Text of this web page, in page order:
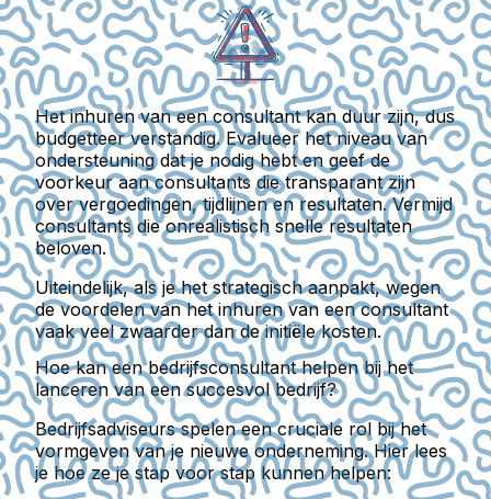
Het inhuren van een consultant kan duur zijn, dus
budgetteer verstandig. Evalueer het niveau van
ondersteuning dat je nodig hebt en geef de
voorkeur aan consultants die transparant zijn
over vergoedingen, tijdlijnen en resultaten. Vermijd
consultants die onrealistisch snelle resultaten
beloven.
Uiteindelijk, als je het strategisch aanpakt, wegen
de voordelen van het inhuren van een consultant
vaak veel zwaarder dan de initiële kosten.
Hoe kan een bedrijfsconsultant helpen bij het
lanceren van een succesvol bedrijf?
Bedrijfsadviseurs spelen een cruciale rol bij het
vormgeven van je nieuwe onderneming. Hier lees
je hoe ze je stap voor stap kunnen helpen: